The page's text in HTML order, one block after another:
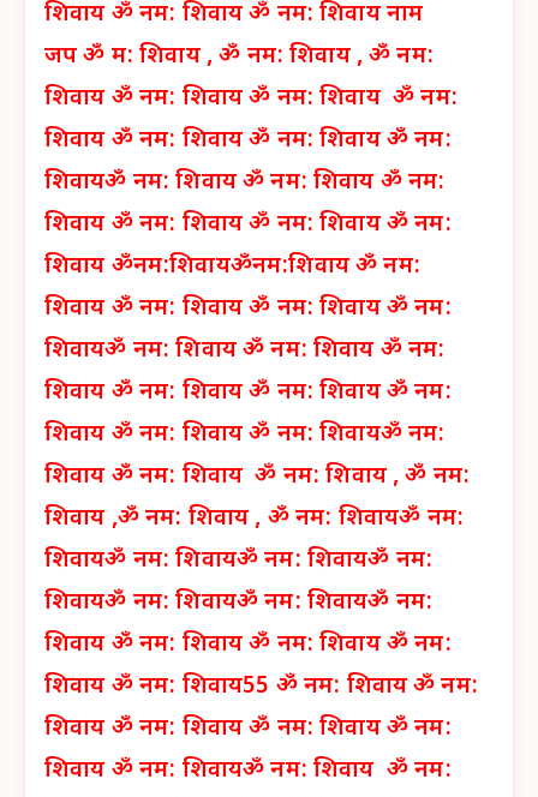
शिवाय ॐ नम: शिवाय ॐ नम: शिवाय नाम
जप ॐ म: शिवाय , ॐ नम: शिवाय , ॐ नम:
शिवाय ॐ नम: शिवाय ॐ नम: शिवायॐ नम:
शिवाय ॐ नम: शिवाय ॐ नम: शिवायॐ नम:
शिवायॐ नम: शिवायॐ नम: शिवाय ॐ नम:
शिवाय ॐ नम: शिवाय ॐ नम: शिवायॐ नम:
शिवाय ॐनम:शिवायॐनम:शिवायॐ नम:
शिवाय ॐ नम: शिवाय ॐ नम: शिवायॐ नम:
शिवायॐ नम: शिवायॐ नम: शिवाय ॐ नम:
शिवाय ॐ नम: शिवाय ॐ नम: शिवायॐ नम:
शिवाय ॐ नम: शिवाय ॐ नम: शिवायॐ नम:
शिवाय ॐ नम: शिवाय ॐ नम: शिवाय , ॐ नम:
शिवाय ,ॐ नम: शिवाय , ॐ नम: शिवायॐ नम:
शिवायॐ नम: शिवायॐ नम: शिवायॐ नम:
शिवायॐ नम: शिवायॐ नम: शिवायॐ नम:
शिवाय ॐ नम: शिवाय ॐ नम: शिवायॐ नम:
शिवाय ॐ नम: शिवाय55 ॐ नम: शिवाय ॐ नम:
शिवाय ॐ नम: शिवाय ॐ नम: शिवायॐ नम:
शिवाय ॐ नम: शिवायॐ नम: शिवाय ॐ नम: